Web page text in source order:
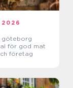
göteborg
för god mat
företag